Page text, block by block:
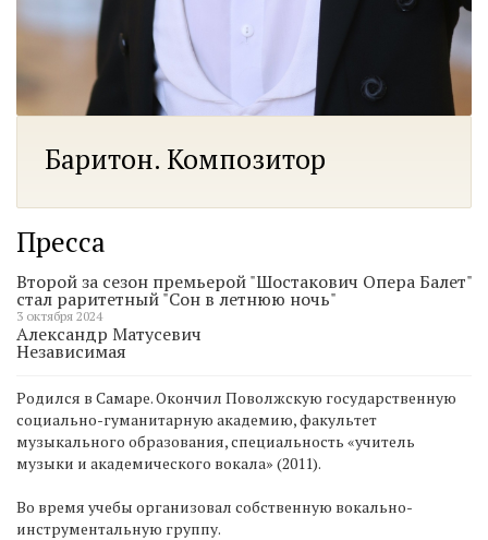
Баритон. Композитор
Пресса
Второй за сезон премьерой "Шостакович Опера Балет"
стал раритетный "Сон в летнюю ночь"
3 октября 2024
Александр Матусевич
Независимая
Родился в Самаре. Окончил Поволжскую государственную
социально-гуманитарную академию, факультет
музыкального образования, специальность «учитель
музыки и академического вокала» (2011).
Во время учебы организовал собственную вокально-
инструментальную группу.